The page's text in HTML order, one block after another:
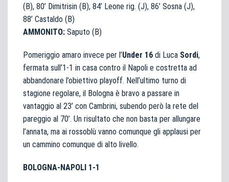
(B), 80’ Dimitrisin (B), 84’ Leone rig. (J), 86’ Sosna (J),
88’ Castaldo (B)
AMMONITO: Saputo (B)
Pomeriggio amaro invece per l’Under 16 di Luca Sordi,
fermata sull’1-1 in casa contro il Napoli e costretta ad
abbandonare l’obiettivo playoff. Nell’ultimo turno di
stagione regolare, il Bologna è bravo a passare in
vantaggio al 23’ con Cambrini, subendo però la rete del
pareggio al 70’. Un risultato che non basta per allungare
l’annata, ma ai rossoblù vanno comunque gli applausi per
un cammino comunque di alto livello.
BOLOGNA-NAPOLI 1-1